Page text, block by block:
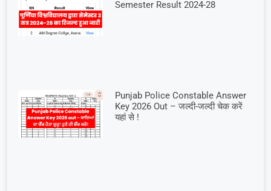
Semester Result 2024-28
Punjab Police Constable Answer
Key 2026 Out – जल्दी-जल्दी चेक करें
यहां से !